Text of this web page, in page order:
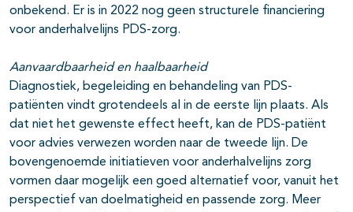
onbekend. Er is in 2022 nog geen structurele financiering
voor anderhalvelijns PDS-zorg.
Aanvaardbaarheid en haalbaarheid
Diagnostiek, begeleiding en behandeling van PDS-
patiënten vindt grotendeels al in de eerste lijn plaats. Als
dat niet het gewenste effect heeft, kan de PDS-patiënt
voor advies verwezen worden naar de tweede lijn. De
bovengenoemde initiatieven voor anderhalvelijns zorg
vormen daar mogelijk een goed alternatief voor, vanuit het
perspectief van doelmatigheid en passende zorg. Meer